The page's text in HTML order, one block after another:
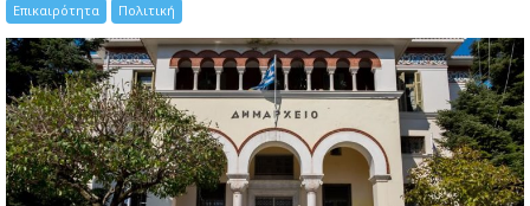
Επικαιρότητα Πολιτική